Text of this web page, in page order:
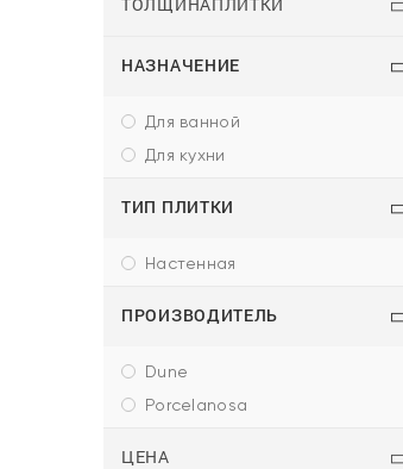
НАЗНАЧЕНИЕ
для ванной
для кухни
ТИП ПЛИТКИ
настенная
ПРОИЗВОДИТЕЛЬ
dune
porcelanosa
ЦЕНА